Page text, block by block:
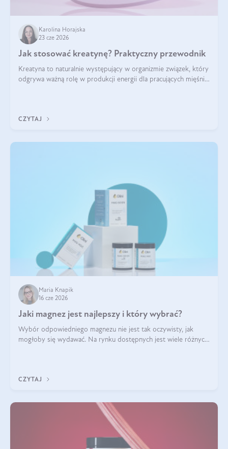
Karolina Horajska
23 cze 2026
Jak stosować kreatynę? Praktyczny przewodnik
Kreatyna to naturalnie występujący w organizmie związek, który
odgrywa ważną rolę w produkcji energii dla pracujących mięśni.
CZYTAJ
Maria Knapik
16 cze 2026
Jaki magnez jest najlepszy i który wybrać?
Wybór odpowiedniego magnezu nie jest tak oczywisty, jak
mogłoby się wydawać. Na rynku dostępnych jest wiele różnych
CZYTAJ